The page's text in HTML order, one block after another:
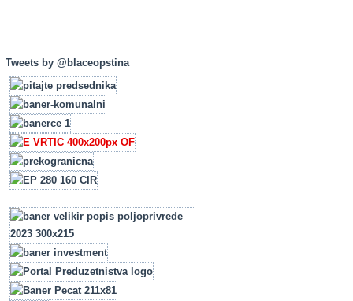
Tweets by @blaceopstina